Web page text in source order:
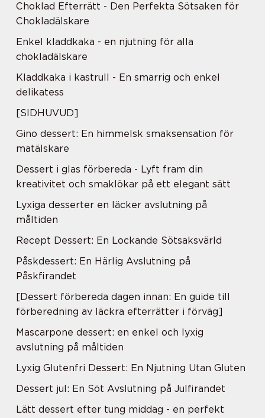
Choklad Efterrätt - Den Perfekta Sötsaken för
Chokladälskare
Enkel kladdkaka - en njutning för alla
chokladälskare
Kladdkaka i kastrull - En smarrig och enkel
delikatess
[SIDHUVUD]
Gino dessert: En himmelsk smaksensation för
matälskare
Dessert i glas förbereda - Lyft fram din
kreativitet och smaklökar på ett elegant sätt
Lyxiga desserter en läcker avslutning på
måltiden
Recept Dessert: En Lockande Sötsaksvärld
Påskdessert: En Härlig Avslutning på
Påskfirandet
[Dessert förbereda dagen innan: En guide till
förberedning av läckra efterrätter i förväg]
Mascarpone dessert: en enkel och lyxig
avslutning på måltiden
Lyxig Glutenfri Dessert: En Njutning Utan Gluten
Dessert jul: En Söt Avslutning på Julfirandet
Lätt dessert efter tung middag - en perfekt